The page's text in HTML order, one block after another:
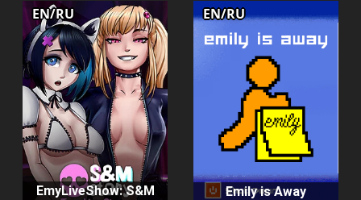
EmyLiveShow: S&M
EN/RU
Emily is Away
EN/RU